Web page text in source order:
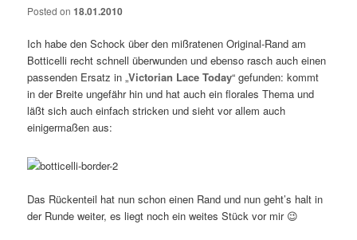
Posted on18.01.2010
Ich habe den Schock über den mißratenen Original-Rand am
Botticelli recht schnell überwunden und ebenso rasch auch einen
passenden Ersatz in „Victorian Lace Today“ gefunden: kommt
in der Breite ungefähr hin und hat auch ein florales Thema und
läßt sich auch einfach stricken und sieht vor allem auch
einigermaßen aus:
Das Rückenteil hat nun schon einen Rand und nun geht’s halt in
der Runde weiter, es liegt noch ein weites Stück vor mir 😉